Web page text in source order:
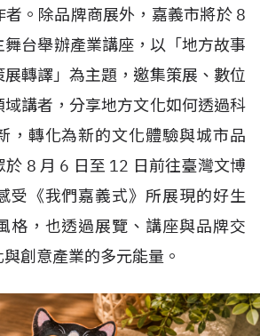
者。除品牌商展外，嘉義市將於 8
舞台舉辦產業講座，以「地方故事
轉譯」為主題，邀集策展、數位
講者，分享地方文化如何透過科
，轉化為新的文化體驗與城市品
於 8 月 6 日至 12 日前往臺灣文博
受《我們嘉義式》所展現的好生
格，也透過展覽、講座與品牌交
創意產業的多元能量。